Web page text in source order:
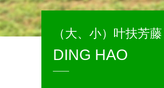
（大、小）叶扶芳藤
DING HAO